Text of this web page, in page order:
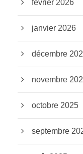
février 2026
janvier 2026
décembre
novembre
octobre 2025
septembre